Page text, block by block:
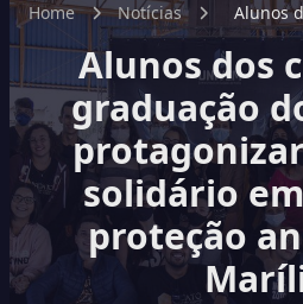
Home Notícias
Alunos
do
Alunos dos
graduação
solidário
proteção